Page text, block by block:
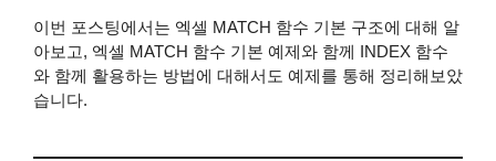
이번 포스팅에서는 엑셀 MATCH 함수 기본 구조에 대해 알
아보고, 엑셀 MATCH 함수 기본 예제와 함께 INDEX 함수
와 함께 활용하는 방법에 대해서도 예제를 통해 정리해보았
습니다.